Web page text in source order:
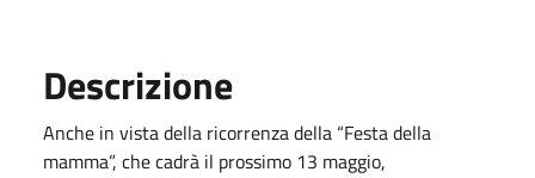
Descrizione
Anche in vista della ricorrenza della “Festa della
mamma”, che cadrà il prossimo 13 maggio,